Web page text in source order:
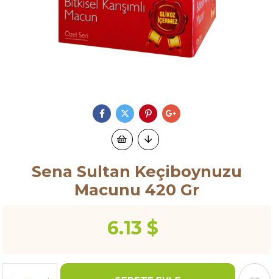
Sena Sultan Keçiboynuzu
Macunu 420 Gr
6.13 $